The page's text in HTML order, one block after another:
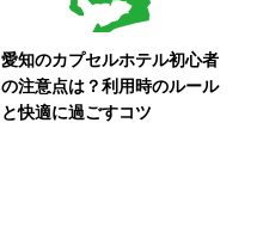
愛知のカプセルホテル初心者
の注意点は？利用時のルール
と快適に過ごすコツ